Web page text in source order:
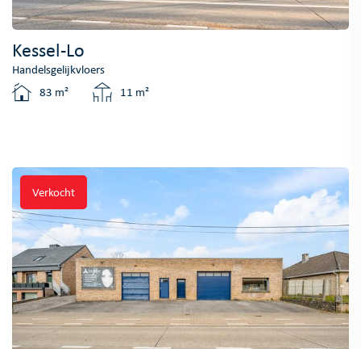
Kessel-Lo
Handelsgelijkvloers
83 m²
11 m²
Verkocht